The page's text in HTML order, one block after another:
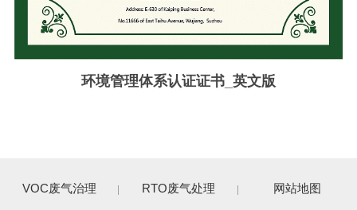
环境管理体系认证证书_英文版
VOC废气治理 RTO废气处理 网站地图